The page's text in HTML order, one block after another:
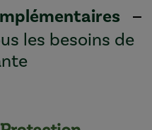
les besoins de